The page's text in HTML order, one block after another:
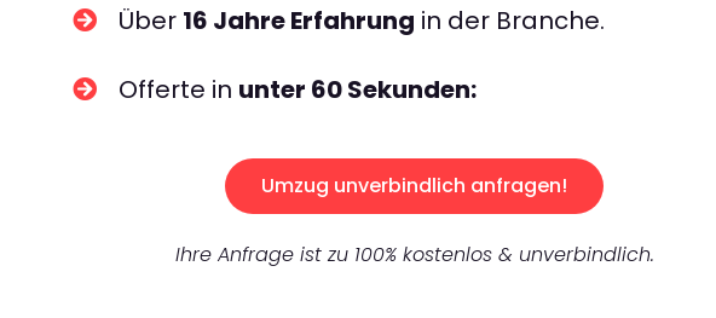
Über 16 Jahre Erfahrung in der Branche.
Offerte in unter 60 Sekunden:
Umzug unverbindlich anfragen!
Ihre Anfrage ist zu 100% kostenlos & unverbindlich.